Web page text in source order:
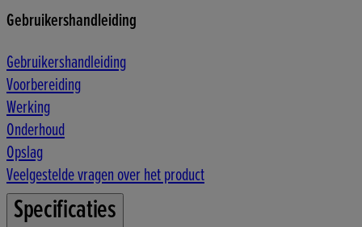
Gebruikershandleiding
Gebruikershandleiding
Voorbereiding
Werking
Onderhoud
Opslag
Veelgestelde vragen over het product
Specificaties